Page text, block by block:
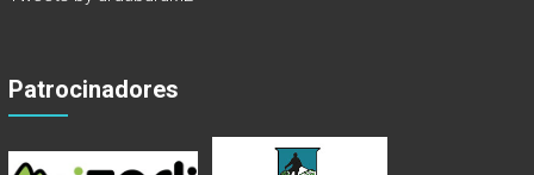
Patrocinadores